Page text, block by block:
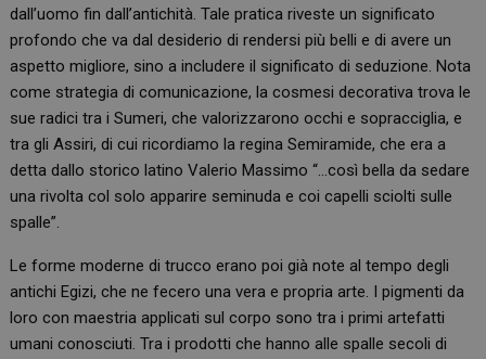
dall’uomo fin dall’antichità. Tale pratica riveste un significato
profondo che va dal desiderio di rendersi più belli e di avere un
aspetto migliore, sino a includere il significato di seduzione. Nota
come strategia di comunicazione, la cosmesi decorativa trova le
sue radici tra i Sumeri, che valorizzarono occhi e sopracciglia, e
tra gli Assiri, di cui ricordiamo la regina Semiramide, che era a
detta dallo storico latino Valerio Massimo “…così bella da sedare
una rivolta col solo apparire seminuda e coi capelli sciolti sulle
spalle”.
Le forme moderne di trucco erano poi già note al tempo degli
antichi Egizi, che ne fecero una vera e propria arte. I pigmenti da
loro con maestria applicati sul corpo sono tra i primi artefatti
umani conosciuti. Tra i prodotti che hanno alle spalle secoli di